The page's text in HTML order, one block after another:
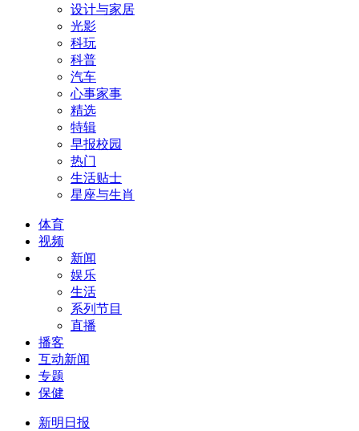
设计与家居
光影
科玩
科普
汽车
心事家事
精选
特辑
早报校园
热门
生活贴士
星座与生肖
体育
视频
新闻
娱乐
生活
系列节目
直播
播客
互动新闻
专题
保健
新明日报